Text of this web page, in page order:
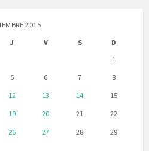
2015
J V S
D
1
5 6 7
8
12 13 14
15
19 20 21
22
26 27 28
29